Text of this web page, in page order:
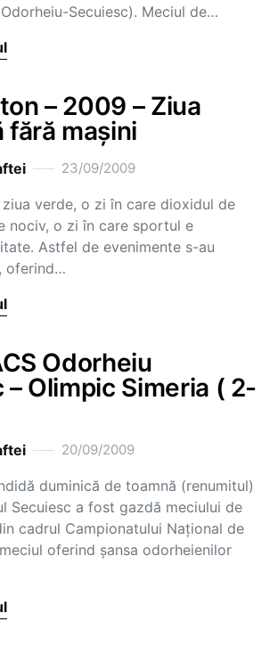
Secuiesc). Meciul de…
– 2009 – Ziua
fără maşini
23/09/2009
verde, o zi în care dioxidul de
nociv, o zi în care sportul e
Astfel de evenimente s-au
oferind…
Odorheiu
– Olimpic Simeria ( 2-
20/09/2009
duminică de toamnă (renumitul)
Secuiesc a fost gazdă meciului de
cadrul Campionatului Naţional de
oferind şansa odorheienilor